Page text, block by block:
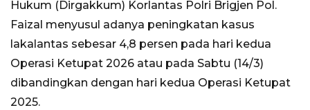
Hukum (Dirgakkum) Korlantas Polri Brigjen Pol.
Faizal menyusul adanya peningkatan kasus
lakalantas sebesar 4,8 persen pada hari kedua
Operasi Ketupat 2026 atau pada Sabtu (14/3)
dibandingkan dengan hari kedua Operasi Ketupat
2025.